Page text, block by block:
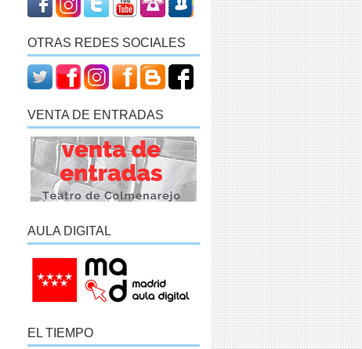
OTRAS REDES SOCIALES
VENTA DE ENTRADAS
AULA DIGITAL
EL TIEMPO